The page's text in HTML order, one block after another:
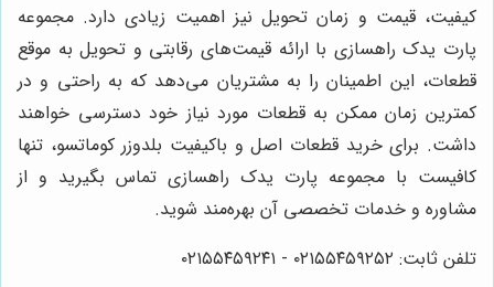
کیفیت، قیمت و زمان تحویل نیز اهمیت زیادی دارد. مجموعه
پارت یدک راهسازی با ارائه قیمت‌های رقابتی و تحویل به موقع
قطعات، این اطمینان را به مشتریان می‌دهد که به راحتی و در
کمترین زمان ممکن به قطعات مورد نیاز خود دسترسی خواهند
داشت. برای خرید قطعات اصل و باکیفیت بلدوزر کوماتسو، تنها
کافیست با مجموعه پارت یدک راهسازی تماس بگیرید و از
مشاوره و خدمات تخصصی آن بهره‌مند شوید.
تلفن ثابت: ۰۲۱۵۵۴۵۹۲۵۲ - ۰۲۱۵۵۴۵۹۲۴۱